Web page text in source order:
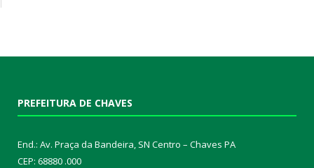
PREFEITURA DE CHAVES
End.: Av. Praça da Bandeira, SN Centro – Chaves PA
CEP: 68880 .000